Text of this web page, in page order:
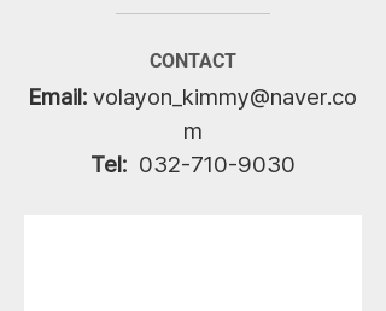
CONTACT
Email: volayon_kimmy@naver.co
m
Tel: 032-710-9030